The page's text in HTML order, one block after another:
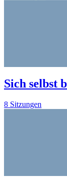
Sich selbst
8 Sitzungen